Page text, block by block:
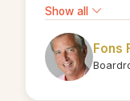
cursisten zich
groeien.
fixes; ze stelt
om hun
Show all
Fons